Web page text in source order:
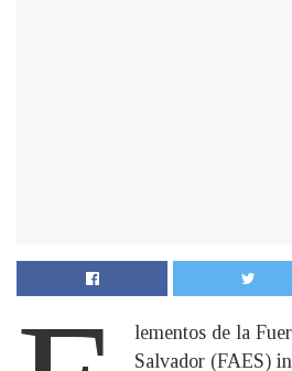
lementos de la
Salvador (FAES)